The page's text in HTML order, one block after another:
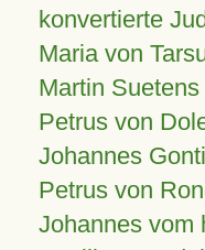
konvertierte
Maria von
Martin Suetens
Petrus von
Johannes
Petrus von
Johannes vom